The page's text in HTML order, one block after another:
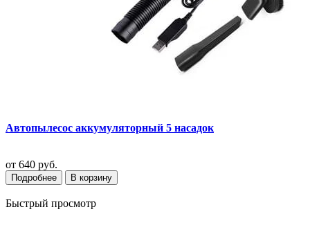
Автопылесос аккумуляторный 5 насадок
от 640 руб.
Подробнее В корзину
Быстрый просмотр